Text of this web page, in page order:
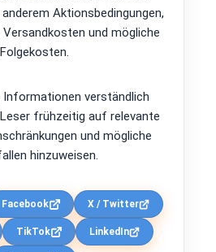
Aktionsbedingungen,
und mögliche
Folgekosten.
Informationen verständlich
frühzeitig auf relevante
und mögliche
hinzuweisen.
Facebook X / Twitter
TikTok LinkedIn